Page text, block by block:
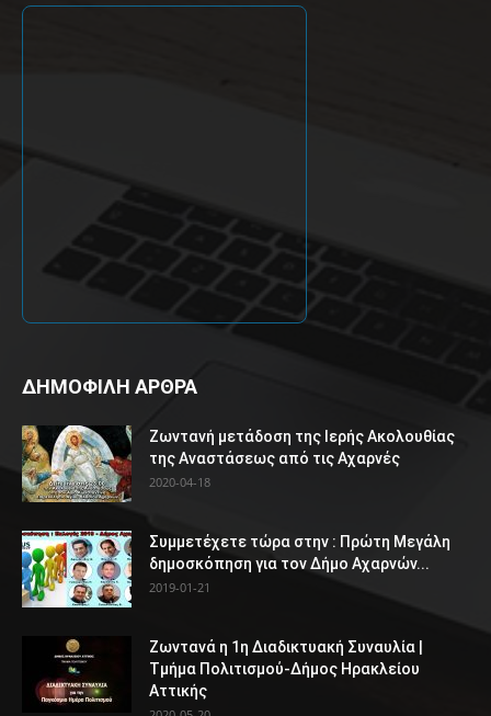
ΔΗΜΟΦΙΛΗ ΑΡΘΡΑ
Ζωντανή μετάδοση της Ιερής Ακολουθίας
της Αναστάσεως από τις Αχαρνές
2020-04-18
Συμμετέχετε τώρα στην : Πρώτη Μεγάλη
δημοσκόπηση για τον Δήμο Αχαρνών...
2019-01-21
Ζωντανά η 1η Διαδικτυακή Συναυλία |
Τμήμα Πολιτισμού-Δήμος Ηρακλείου
Αττικής